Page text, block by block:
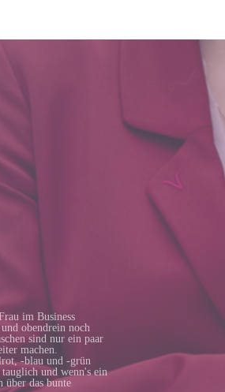
im Business
obendrein noch
sind nur ein paar
machen.
-blau und -grün
und wenn's ein
über das bunte
1st VIRTUAL CONFERENCE
1st Virtual Conference
ABOUT
GOAL 2022: Studie
PRESSE